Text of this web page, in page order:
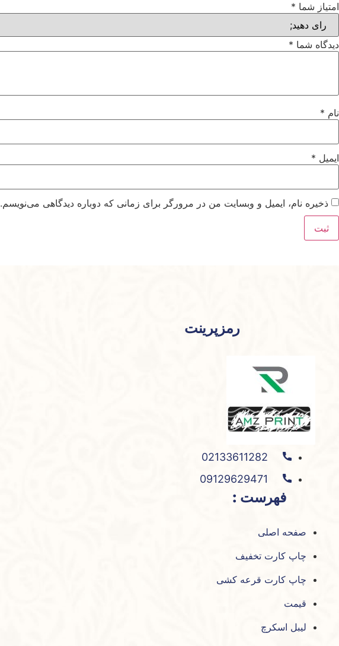
امتیاز شما *
دیدگاه شما *
نام *
ایمیل *
ذخیره نام، ایمیل و وبسایت من در مرورگر برای زمانی که دوباره دیدگاهی می‌نویسم.
رمزپرینت
02133611282
09129629471
فهرست :
صفحه اصلی
چاپ کارت تخفیف
چاپ کارت قرعه کشی
قیمت
لیبل اسکرچ